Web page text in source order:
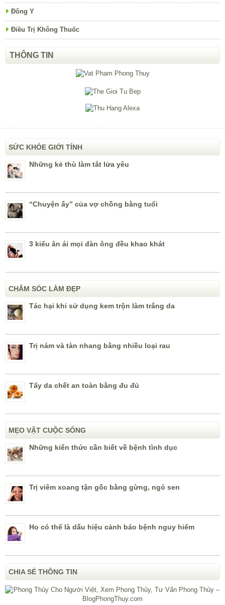
Đông Y
Điều Trị Không Thuốc
THÔNG TIN
SỨC KHỎE GIỚI TÍNH
Những kẻ thù làm tắt lửa yêu
“Chuyện ấy” của vợ chồng bằng tuổi
3 kiểu ân ái mọi đàn ông đều khao khát
CHĂM SÓC LÀM ĐẸP
Tác hại khi sử dụng kem trộn làm trắng da
Trị nám và tàn nhang bằng nhiều loại rau
Tẩy da chết an toàn bằng đu đủ
MẸO VẶT CUỘC SỐNG
Những kiến thức cần biết về bệnh tình dục
Trị viêm xoang tận gốc bằng gừng, ngó sen
Ho có thể là dấu hiệu cảnh báo bệnh nguy hiểm
CHIA SẺ THÔNG TIN